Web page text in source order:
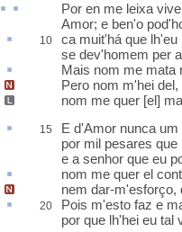
Por en me leixa
Amor; e ben'o
10 ca muit'há que
se dev'homem per
Mais nom me mata
Pero nom m'hei
nom me quer [el]
15
E d'Amor nunca
por mil pesares
e a senhor que eu
nom me quer el
nem dar-m'esforço,
20 Pois m'esto faz e
por que lh'hei eu tal